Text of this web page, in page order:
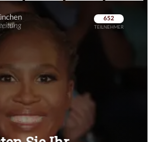
Überspringen